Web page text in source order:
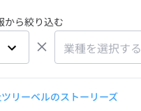
から絞り込む
× 業種を選択する
リーベルのストーリーズ